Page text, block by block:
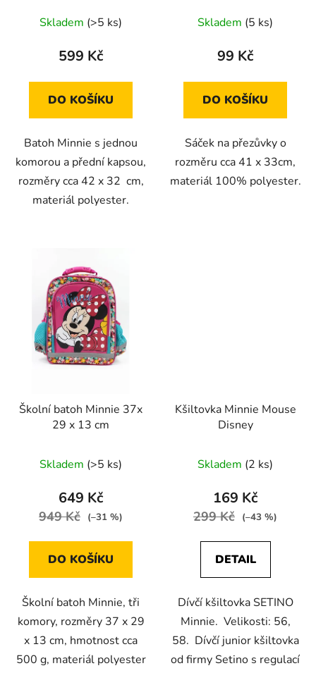
Skladem (>5 ks)
599 Kč
DO KOŠÍKU
Batoh Minnie s jednou
komorou a přední kapsou,
rozměry cca 42 x 32 cm,
materiál polyester.
Skladem (5 ks)
99 Kč
DO KOŠÍKU
Sáček na přezůvky o
rozměru cca 41 x 33cm,
materiál 100% polyester.
Školní batoh Minnie 37x
29 x 13 cm
Skladem (>5 ks)
649 Kč
949 Kč (–31 %)
DO KOŠÍKU
Školní batoh Minnie, tři
komory, rozměry 37 x 29
x 13 cm, hmotnost cca
500 g, materiál polyester
Kšiltovka Minnie Mouse
Disney
Skladem (2 ks)
169 Kč
299 Kč (–43 %)
DETAIL
Dívčí kšiltovka SETINO
Minnie. Velikosti: 56,
58. Dívčí junior kšiltovka
od firmy Setino s regulací